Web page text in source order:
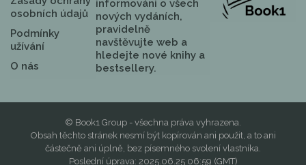
osobních údajů
Podmínky
užívání
O nás
informováni o všech
nových vydáních,
pravidelně
navštěvujte web a
hledejte nové knihy a
bestsellery.
© Book1 Group - všechna práva vyhrazena.
Obsah těchto stránek nesmí být kopírován ani použit, a to ani
částečně ani úplně, bez písemného svolení vlastníka.
Poslední úprava: 2025.06.25 06:59 (GMT)